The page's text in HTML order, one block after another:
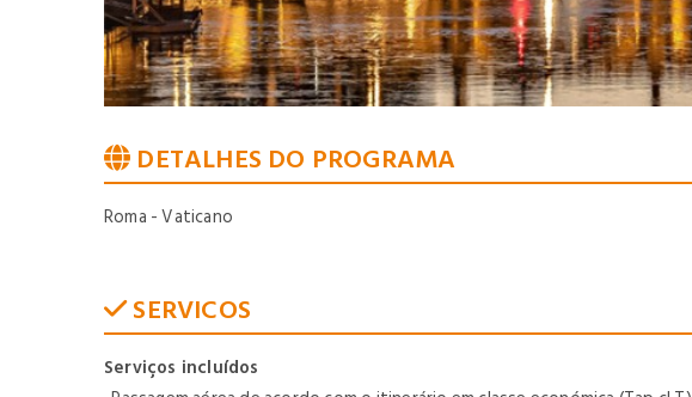
DETALHES DO PROGRAMA
Roma - Vaticano
SERVICOS
Serviços incluídos